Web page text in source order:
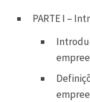
PARTE I –